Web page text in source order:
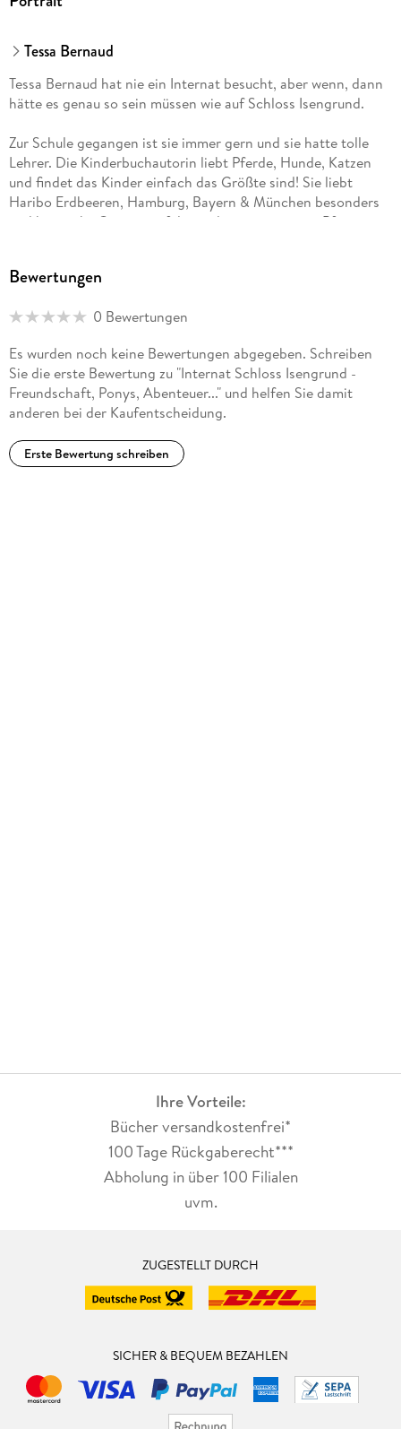
Tessa Bernaud
Tessa Bernaud hat nie ein Internat besucht, aber wenn, dann
hätte es genau so sein müssen wie auf Schloss Isengrund.
Zur Schule gegangen ist sie immer gern und sie hatte tolle
Lehrer. Die Kinderbuchautorin liebt Pferde, Hunde, Katzen
und findet das Kinder einfach das Größte sind! Sie liebt
Haribo Erdbeeren, Hamburg, Bayern & München besonders
und hat pinke Gummistiefel, mit denen sie gern in Pfützen
einem Strandkorb sitzend und meist mit einem guten Buch.
Bewertungen
0 Bewertungen
Es wurden noch keine Bewertungen abgegeben. Schreiben
Sie die erste Bewertung zu "Internat Schloss Isengrund -
Freundschaft, Ponys, Abenteuer..." und helfen Sie damit
anderen bei der Kaufentscheidung.
Erste Bewertung schreiben
Ihre Vorteile:
Bücher versandkostenfrei*
100 Tage Rückgaberecht***
Abholung in über 100 Filialen
uvm.
ZUGESTELLT DURCH
SICHER & BEQUEM BEZAHLEN